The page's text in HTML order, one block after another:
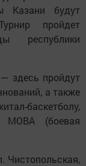
Казани будут
пройдет
республики
здесь пройдут
а также
баскетболу,
MOBA (боевая
Чистопольская,